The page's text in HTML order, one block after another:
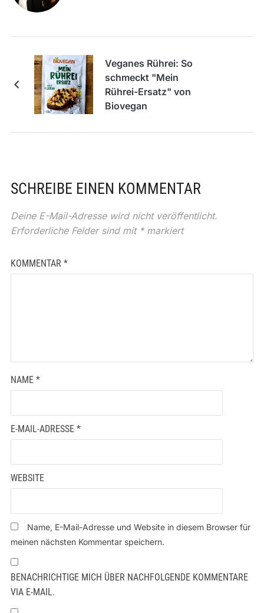
Veganes Rührei: So
schmeckt "Mein
Rührei-Ersatz" von
Biovegan
SCHREIBE EINEN KOMMENTAR
Deine E-Mail-Adresse wird nicht veröffentlicht.
Erforderliche Felder sind mit *markiert
KOMMENTAR *
NAME *
E-MAIL-ADRESSE *
WEBSITE
Name, E-Mail-Adresse und Website in diesem Browser für
meinen nächsten Kommentar speichern.
BENACHRICHTIGE MICH ÜBER NACHFOLGENDE KOMMENTARE
VIA E-MAIL.